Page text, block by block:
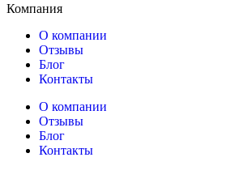
Компания
О компании
Отзывы
Блог
Контакты
О компании
Отзывы
Блог
Контакты